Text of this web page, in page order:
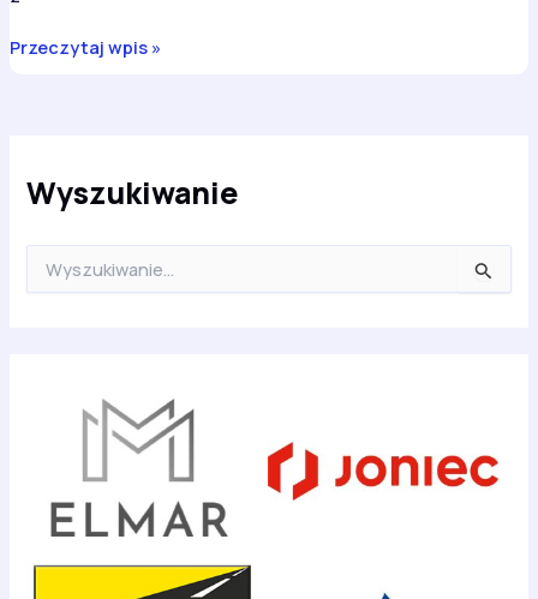
Kyokushin
Przeczytaj wpis »
Wyszukiwanie